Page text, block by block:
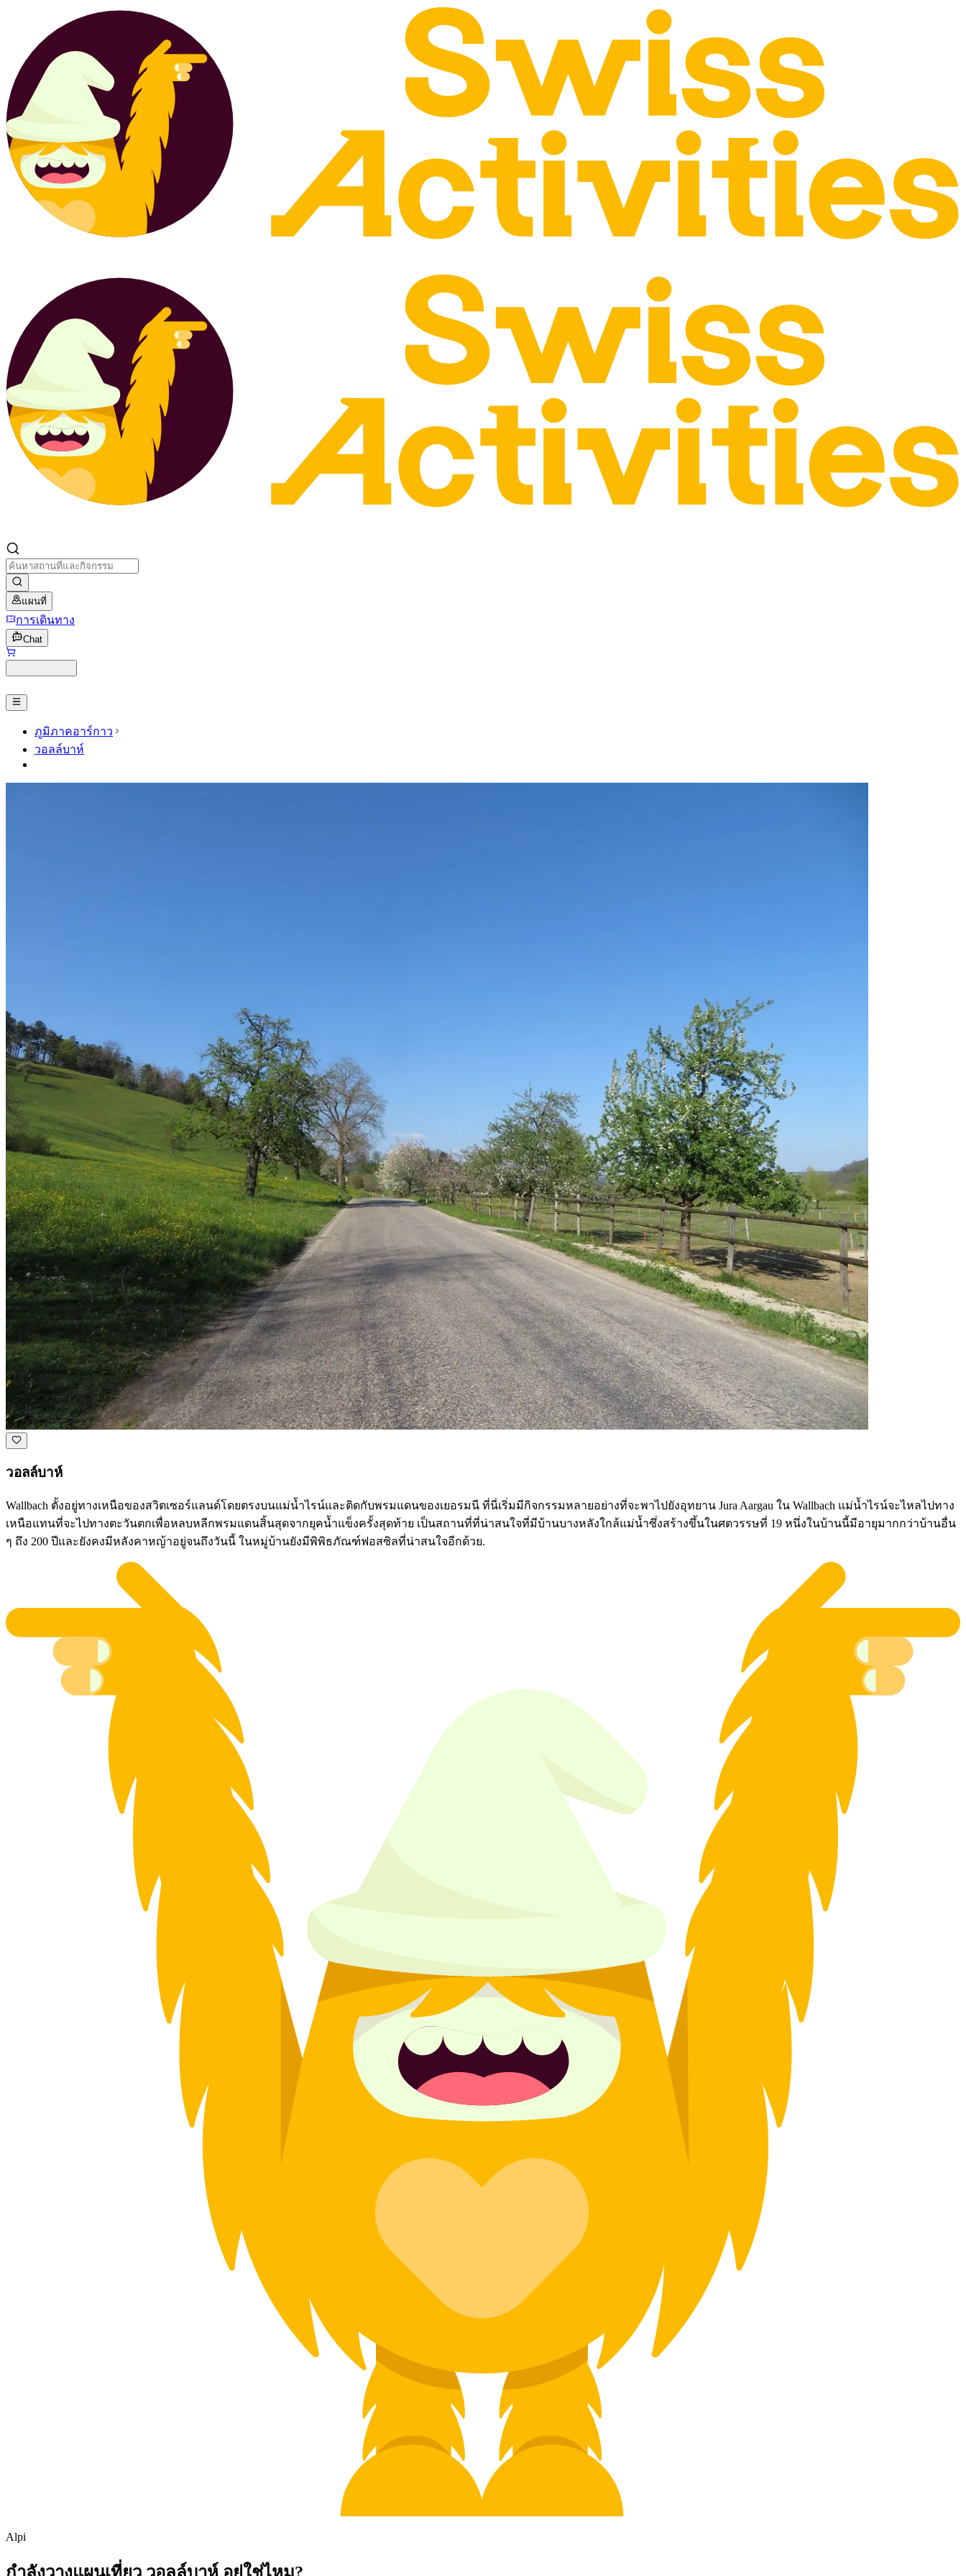
แผนที่
การเดินทาง
Chat
ภูมิภาคอาร์กาว
วอลล์บาห์
วอลล์บาห์
Wallbach ตั้งอยู่ทางเหนือของสวิตเซอร์แลนด์โดยตรงบนแม่น้ำไรน์และติดกับพรมแดนของเยอรมนี ที่นี่เริ่มมีกิจกรรมหลายอย่างที่จะพาไปยังอุทยาน Jura Aargau ใน Wallbach แม่น้ำไรน์จะไหลไปทาง
เหนือแทนที่จะไปทางตะวันตกเพื่อหลบหลีกพรมแดนสิ้นสุดจากยุคน้ำแข็งครั้งสุดท้าย เป็นสถานที่ที่น่าสนใจที่มีบ้านบางหลังใกล้แม่น้ำซึ่งสร้างขึ้นในศตวรรษที่ 19 หนึ่งในบ้านนี้มีอายุมากกว่าบ้านอื่น
ๆ ถึง 200 ปีและยังคงมีหลังคาหญ้าอยู่จนถึงวันนี้ ในหมู่บ้านยังมีพิพิธภัณฑ์ฟอสซิลที่น่าสนใจอีกด้วย.
Alpi